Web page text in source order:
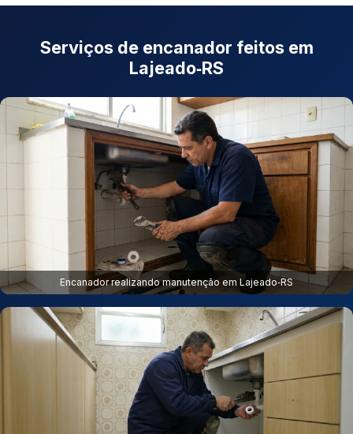
Serviços de encanador feitos em
Lajeado‑RS
Encanador realizando manutenção em Lajeado‑RS